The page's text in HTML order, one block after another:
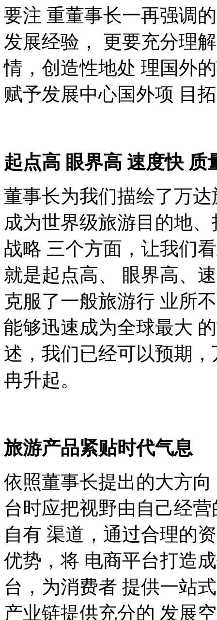
要注 重董事长一再强调
发展经验， 更要充分理
情，创造性地处 理国外
赋予发展中心国外项 目
起点高 眼界高 速度快 质
董事长为我们描绘了万
成为世界级旅游目的地
战略 三个方面，让我们
就是起点高、 眼界高、
克服了一般旅游行 业所
能够迅速成为全球最大
述，我们已经可以预期
冉升起。
旅游产品紧贴时代气息
依照董事长提出的大方
台时应把视野由自己经
自有 渠道，通过合理的
优势，将 电商平台打造
台，为消费者 提供一站
产业链提供充分的 发展